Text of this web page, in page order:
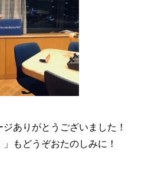
ありがとうございました！
もどうぞおたのしみに！